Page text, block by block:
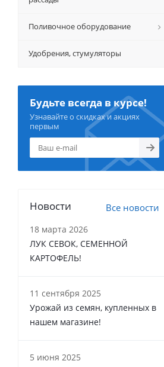
Поливочное оборудование
Удобрения, стумуляторы
Будьте всегда в курсе!
Узнавайте о скидках и акциях
первым
Новости Все новости
18 марта 2026
ЛУК СЕВОК, СЕМЕННОЙ
КАРТОФЕЛЬ!
11 сентября 2025
Урожай из семян, купленных в
нашем магазине!
5 июня 2025